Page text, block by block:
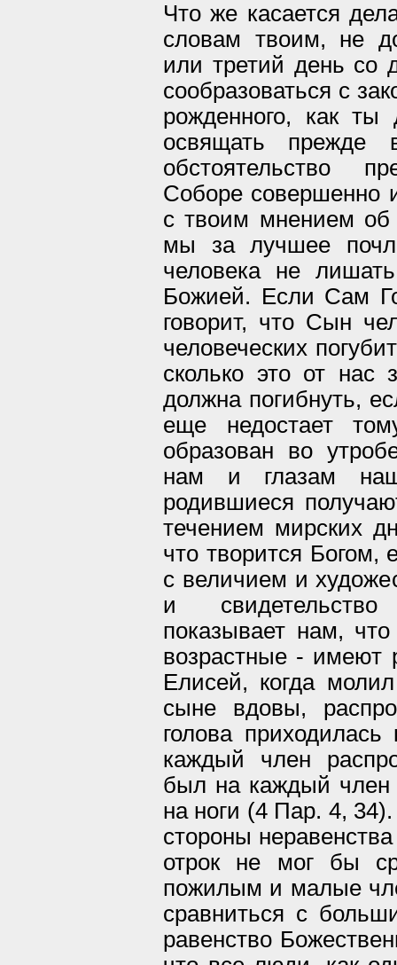
Что же касается
словам твоим, не
или третий день со
сообразоваться с
рожденного, как
освящать прежде
обстоятельство
Соборе совершенно
с твоим мнением об
мы за лучшее
человека не
Божией. Если Сам
говорит, что Сын
человеческих
сколько это от нас
должна погибнуть,
еще недостает
образован во
нам и глазам
родившиеся
течением мирских
что творится Богом,
с величием и
и
показывает нам,
возрастные - имеют
Елисей, когда
сыне вдовы,
голова
каждый член
был на каждый член
на ноги (4 Пар. 4,
стороны
отрок не мог бы
пожилым и малые
сравниться с
равенство